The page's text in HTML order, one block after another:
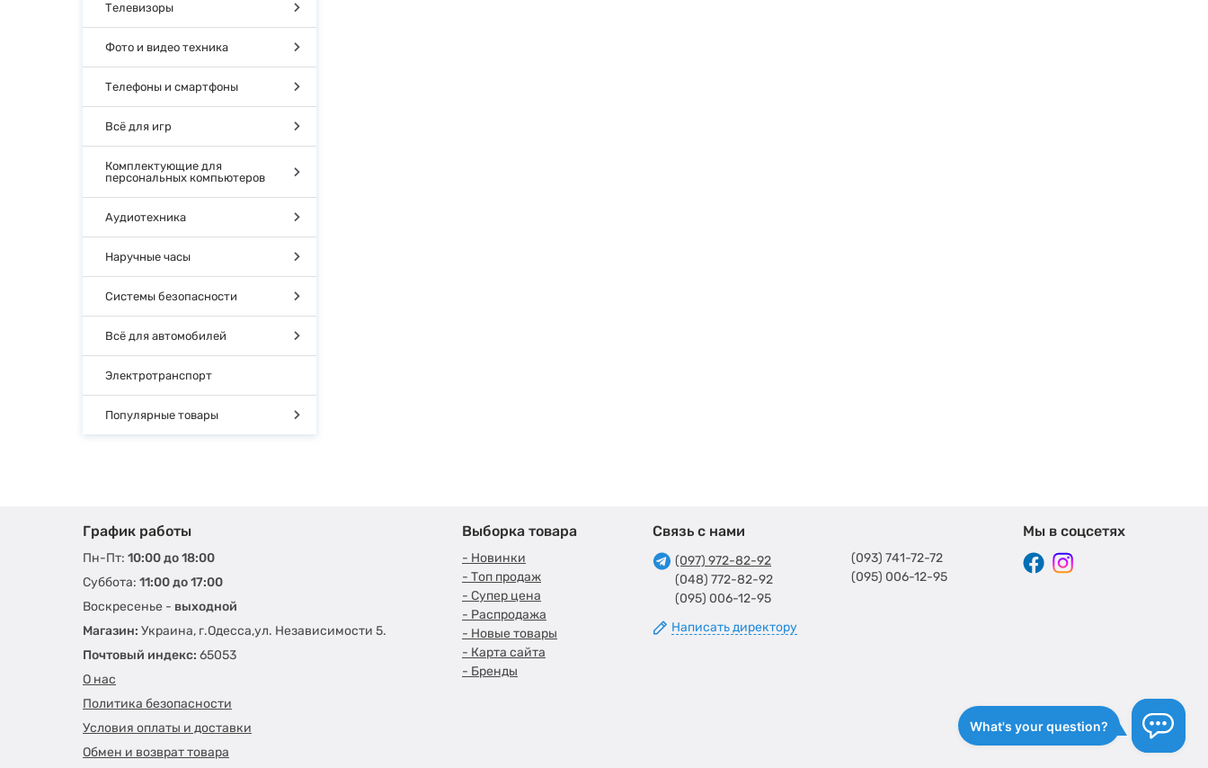
Телевизоры
Фото и видео техника
Телефоны и смартфоны
Всё для игр
Комплектующие для
персональных компьютеров
Аудиотехника
Наручные часы
Системы безопасности
Всё для автомобилей
Электротранспорт
Популярные товары
График работы
Пн-Пт: 10:00 до 18:00
Суббота: 11:00 до 17:00
Воскресенье - выходной
Магазин: Украина, г.Одесса,ул. Независимости 5.
Почтовый индекс: 65053
О нас
Политика безопасности
Условия оплаты и доставки
Обмен и возврат товара
Выборка товара
- Новинки
- Топ продаж
- Супер цена
- Распродажа
- Новые товары
- Карта сайта
- Бренды
Связь с нами
(097) 972-82-92
(048) 772-82-92
(095) 006-12-95
Написать директору
(093) 741-72-72
(095) 006-12-95
Мы в соцсетях